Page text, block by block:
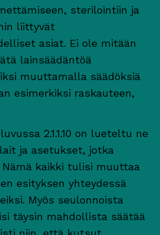
sterilointiin ja
liittyvät
asiat. Ei ole mitään
lainsäädäntöä
muuttamalla säädöksiä
esimerkiksi raskauteen,
2.1.1.10 on lueteltu ne
ja asetukset, jotka
kaikki tulisi muuttaa
esityksen yhteydessä
Myös seulonnoista
täysin mahdollista säätää